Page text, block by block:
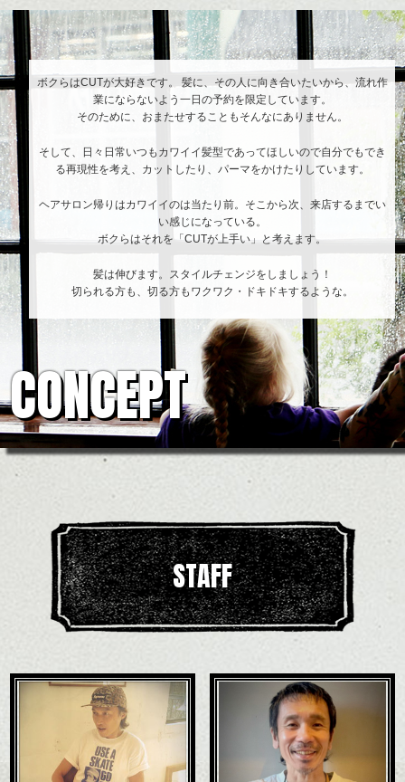
ハンサムショート／ヘッドスパ／伸びても目立たないヘアカラー/ハイラ
イト/ダブルカラー/髪質改善/TOKIOトリートメント/ブリーチ/インナーカ
ラー/イルミナカラー/ミニボブ/抜け感ショート/バレイヤージュ/縮毛矯正
ボクらはCUTが大好きです。 髪に、その人に向き合いたいから、流れ作
業にならないよう一日の予約を限定しています。
そのために、おまたせすることもそんなにありません。
そして、日々日常いつもカワイイ髪型であってほしいので自分でもでき
る再現性を考え、カットしたり、パーマをかけたりしています。
ヘアサロン帰りはカワイイのは当たり前。そこから次、来店するまでい
い感じになっている。
ボクらはそれを「CUTが上手い」と考えます。
髪は伸びます。スタイルチェンジをしましょう！
切られる方も、切る方もワクワク・ドキドキするような。
CONCEPT
STAFF